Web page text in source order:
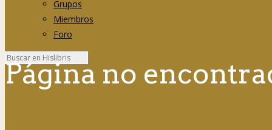
Grupos
Miembros
Foro
Página no